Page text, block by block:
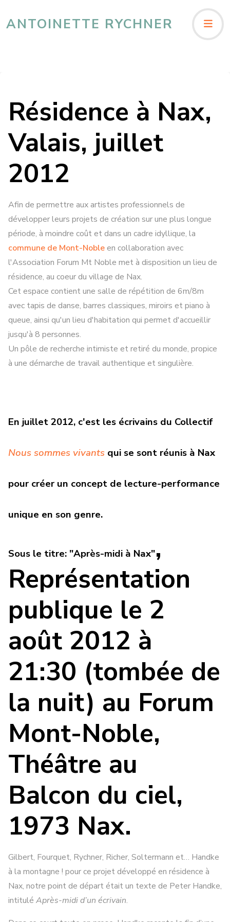
ANTOINETTE RYCHNER
Résidence à Nax,
Valais, juillet
2012
Afin de permettre aux artistes professionnels de
développer leurs projets de création sur une plus longue
période, à moindre coût et dans un cadre idyllique, la
commune de Mont-Noble en collaboration avec
l'Association Forum Mt Noble met à disposition un lieu de
résidence, au coeur du village de Nax.
Cet espace contient une salle de répétition de 6m/8m
avec tapis de danse, barres classiques, miroirs et piano à
queue, ainsi qu'un lieu d'habitation qui permet d'accueillir
jusqu'à 8 personnes.
Un pôle de recherche intimiste et retiré du monde, propice
à une démarche de travail authentique et singulière.
En juillet 2012, c'est les écrivains du Collectif
Nous sommes vivants qui se sont réunis à Nax
pour créer un concept de lecture-performance
unique en son genre.
Sous le titre: "Après-midi à Nax",
Représentation
publique le 2
août 2012 à
21:30 (tombée de
la nuit) au Forum
Mont-Noble,
Théâtre au
Balcon du ciel,
1973 Nax.
Gilbert, Fourquet, Rychner, Richer, Soltermann et… Handke
à la montagne ! pour ce projet développé en résidence à
Nax, notre point de départ était un texte de Peter Handke,
intitulé Après-midi d’un écrivain.